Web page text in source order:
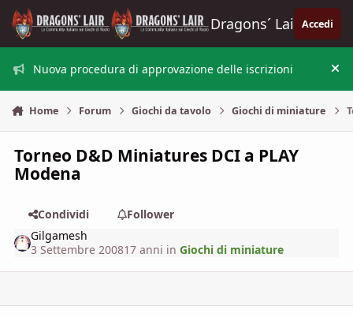
Vai al contenuto
Dragons´ Lair Accedi
Nuova procedura di approvazione delle iscrizioni
Home Forum Giochi da tavolo Giochi di miniature
Torneo D&D Miniatures DCI a PLAY
Modena
Condividi
Follower
Gilgamesh
3 Settembre 200817 anni inGiochi di miniature